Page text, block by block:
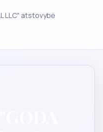
LLC" atstovybė